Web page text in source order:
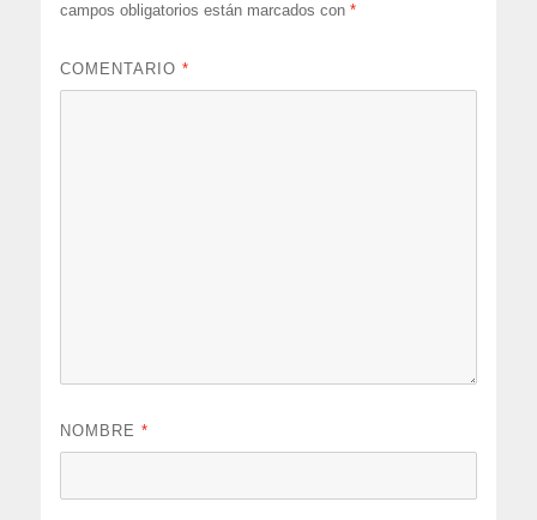
campos obligatorios están marcados con*
COMENTARIO*
NOMBRE*